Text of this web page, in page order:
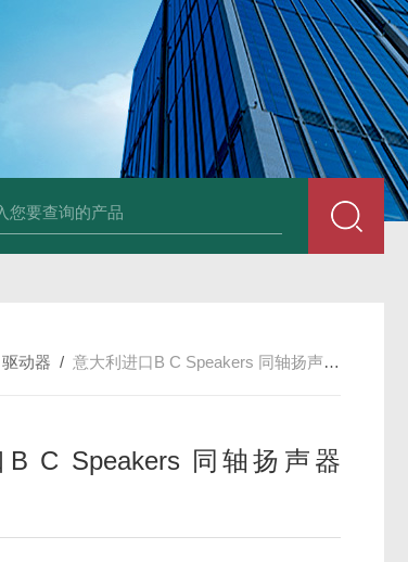
b maXX 6500伺服电机 德国Bauüller b maXX
驱动器 /意大利进口B C Speakers 同轴扬声器4MCX36
C Speakers 同轴扬声器